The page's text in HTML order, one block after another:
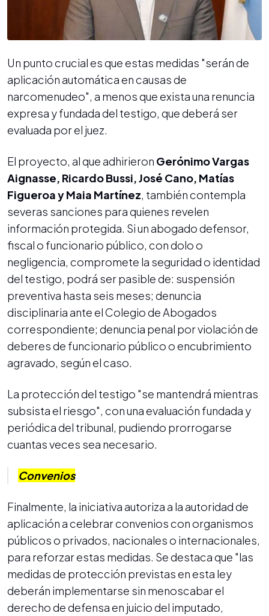
Un punto crucial es que estas medidas "serán de
aplicación automática en causas de
narcomenudeo", a menos que exista una renuncia
expresa y fundada del testigo, que deberá ser
evaluada por el juez.
El proyecto, al que adhirieron Gerónimo Vargas
Aignasse, Ricardo Bussi, José Cano, Matías
Figueroa y Maia Martínez, también contempla
severas sanciones para quienes revelen
información protegida. Si un abogado defensor,
fiscal o funcionario público, con dolo o
negligencia, compromete la seguridad o identidad
del testigo, podrá ser pasible de: suspensión
preventiva hasta seis meses; denuncia
disciplinaria ante el Colegio de Abogados
correspondiente; denuncia penal por violación de
deberes de funcionario público o encubrimiento
agravado, según el caso.
La protección del testigo "se mantendrá mientras
subsista el riesgo", con una evaluación fundada y
periódica del tribunal, pudiendo prorrogarse
cuantas veces sea necesario.
Convenios
Finalmente, la iniciativa autoriza a la autoridad de
aplicación a celebrar convenios con organismos
públicos o privados, nacionales o internacionales,
para reforzar estas medidas. Se destaca que "las
medidas de protección previstas en esta ley
deberán implementarse sin menoscabar el
derecho de defensa en juicio del imputado,